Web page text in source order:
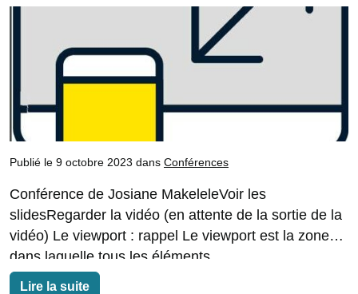
Publié le 9 octobre 2023 dans Conférences
Conférence de Josiane MakeleleVoir les
slidesRegarder la vidéo (en attente de la sortie de la
vidéo) Le viewport : rappel Le viewport est la zone
dans laquelle tous les éléments
Lire la suite